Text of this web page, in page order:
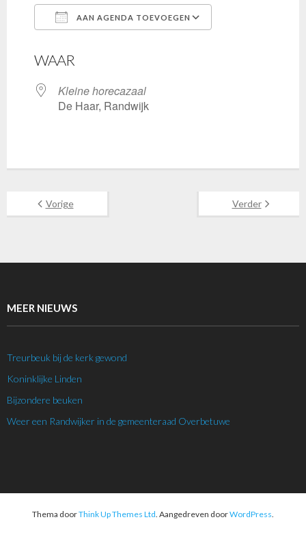
AAN AGENDA TOEVOEGEN
WAAR
Kleine horecazaal
De Haar, Randwijk
Vorige Verder
MEER NIEUWS
Treurbeuk bij de kerk gewond
Koninklijke Linden
Bijzondere beuken
Weer een Randwijker in de gemeenteraad Overbetuwe
Thema doorThink Up Themes Ltd. Aangedreven doorWordPress.